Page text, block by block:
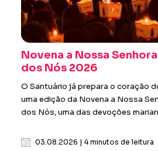
Novena a Nossa
dos Nós 2026
O Santuário já prepara o coração
uma edição da Novena a Nossa
dos Nós, uma das devoções
03.08.2026 | 4 minutos de leitura